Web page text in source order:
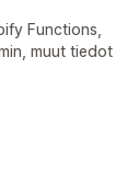
Functions,
muut tiedot